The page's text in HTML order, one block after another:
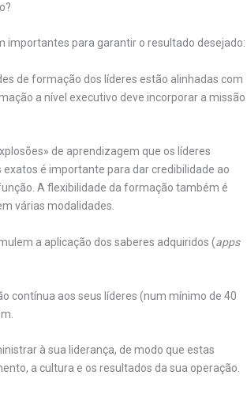
importantes para garantir o resultado desejado:
de formação dos líderes estão alinhadas com
a nível executivo deve incorporar a missão
de aprendizagem que os líderes
é importante para dar credibilidade ao
A flexibilidade da formação também é
várias modalidades.
a aplicação dos saberes adquiridos (apps
contínua aos seus líderes (num mínimo de 40
à sua liderança, de modo que estas
a cultura e os resultados da sua operação.